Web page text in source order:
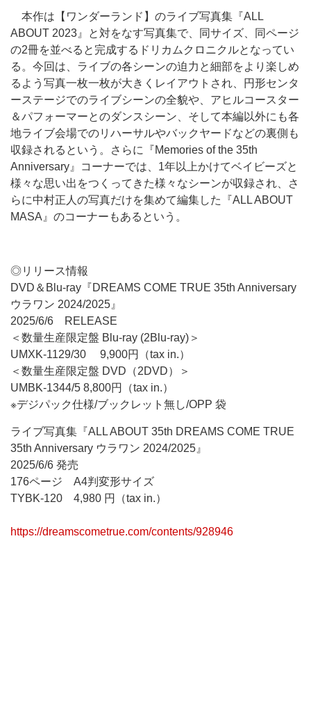
本作は【ワンダーランド】のライブ写真集『ALL
ABOUT 2023』と対をなす写真集で、同サイズ、同ページ
の2冊を並べると完成するドリカムクロニクルとなってい
る。今回は、ライブの各シーンの迫力と細部をより楽しめ
るよう写真一枚一枚が大きくレイアウトされ、円形センタ
ーステージでのライブシーンの全貌や、アヒルコースター
＆パフォーマーとのダンスシーン、そして本編以外にも各
地ライブ会場でのリハーサルやバックヤードなどの裏側も
収録されるという。さらに『Memories of the 35th
Anniversary』コーナーでは、1年以上かけてベイビーズと
様々な思い出をつくってきた様々なシーンが収録され、さ
らに中村正人の写真だけを集めて編集した『ALL ABOUT
MASA』のコーナーもあるという。
◎リリース情報
DVD＆Blu-ray『DREAMS COME TRUE 35th Anniversary
ウラワン 2024/2025』
2025/6/6 RELEASE
＜数量生産限定盤 Blu-ray (2Blu-ray)＞
UMXK-1129/30 9,900円（tax in.）
＜数量生産限定盤 DVD（2DVD）＞
UMBK-1344/5 8,800円（tax in.）
※デジパック仕様/ブックレット無し/OPP 袋
ライブ写真集『ALL ABOUT 35th DREAMS COME TRUE
35th Anniversary ウラワン 2024/2025』
2025/6/6 発売
176ページ A4判変形サイズ
TYBK-120 4,980 円（tax in.）
https://dreamscometrue.com/contents/928946